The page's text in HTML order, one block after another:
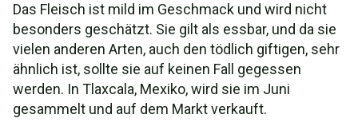
Das Fleisch ist mild im Geschmack und wird nicht
besonders geschätzt. Sie gilt als essbar, und da sie
vielen anderen Arten, auch den tödlich giftigen, sehr
ähnlich ist, sollte sie auf keinen Fall gegessen
werden. In Tlaxcala, Mexiko, wird sie im Juni
gesammelt und auf dem Markt verkauft.